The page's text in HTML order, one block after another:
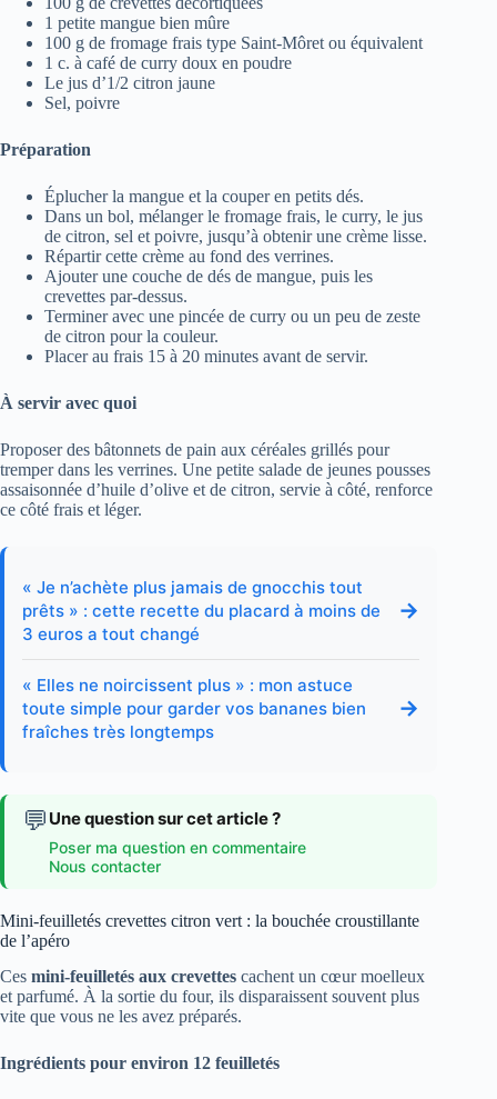
1 petite mangue bien mûre
100 g de fromage frais type Saint-Môret ou équivalent
1 c. à café de curry doux en poudre
Le jus d’1/2 citron jaune
Sel, poivre
Préparation
Éplucher la mangue et la couper en petits dés.
Dans un bol, mélanger le fromage frais, le curry, le jus
de citron, sel et poivre, jusqu’à obtenir une crème lisse.
Répartir cette crème au fond des verrines.
Ajouter une couche de dés de mangue, puis les
crevettes par-dessus.
Terminer avec une pincée de curry ou un peu de zeste
de citron pour la couleur.
Placer au frais 15 à 20 minutes avant de servir.
À servir avec quoi
Proposer des bâtonnets de pain aux céréales grillés pour
tremper dans les verrines. Une petite salade de jeunes pousses
assaisonnée d’huile d’olive et de citron, servie à côté, renforce
ce côté frais et léger.
« Je n’achète plus jamais de gnocchis tout
prêts » : cette recette du placard à moins de
3 euros a tout changé
→
« Elles ne noircissent plus » : mon astuce
toute simple pour garder vos bananes bien
fraîches très longtemps
→
💬 Une question sur cet article ?
Poser ma question en commentaire
Nous contacter
Mini-feuilletés crevettes citron vert : la bouchée croustillante
de l’apéro
Ces mini-feuilletés aux crevettes cachent un cœur moelleux
et parfumé. À la sortie du four, ils disparaissent souvent plus
vite que vous ne les avez préparés.
Ingrédients pour environ 12 feuilletés